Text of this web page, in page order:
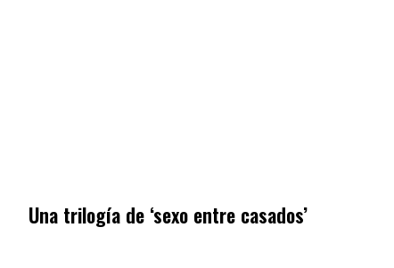
Una trilogía de ‘sexo entre casados’